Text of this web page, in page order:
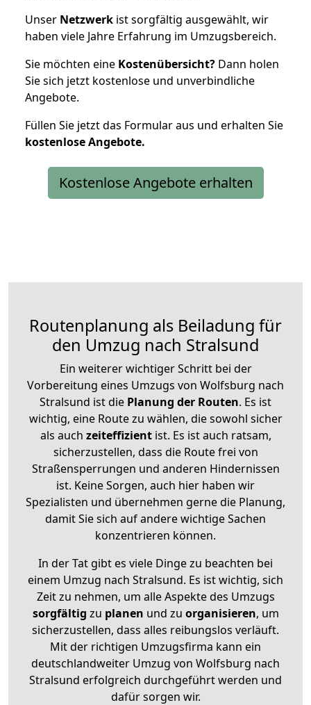
Unser Netzwerk ist sorgfältig ausgewählt, wir
haben viele Jahre Erfahrung im Umzugsbereich.
Sie möchten eine Kostenübersicht? Dann holen
Sie sich jetzt kostenlose und unverbindliche
Angebote.
Füllen Sie jetzt das Formular aus und erhalten Sie
kostenloseAngebote.
Kostenlose Angebote erhalten
Routenplanung als Beiladung für
den Umzug nach Stralsund
Ein weiterer wichtiger Schritt bei der
Vorbereitung eines Umzugs von Wolfsburg nach
Stralsund ist die Planung der Routen. Es ist
wichtig, eine Route zu wählen, die sowohl sicher
als auch zeiteffizientist. Es ist auch ratsam,
sicherzustellen, dass die Route frei von
Straßensperrungen und anderen Hindernissen
ist. Keine Sorgen, auch hier haben wir
Spezialisten und übernehmen gerne die Planung,
damit Sie sich auf andere wichtige Sachen
konzentrieren können.
In der Tat gibt es viele Dinge zu beachten bei
einem Umzug nach Stralsund. Es ist wichtig, sich
Zeit zu nehmen, um alle Aspekte des Umzugs
sorgfältig zu planen und zu organisieren, um
sicherzustellen, dass alles reibungslos verläuft.
Mit der richtigen Umzugsfirma kann ein
deutschlandweiter Umzug von Wolfsburg nach
Stralsund erfolgreich durchgeführt werden und
dafür sorgen wir.